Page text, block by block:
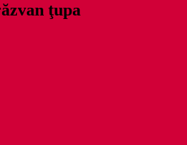
ţupa